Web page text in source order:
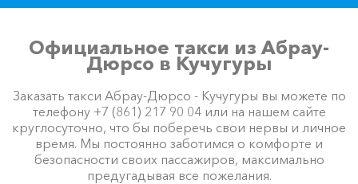
Официальное такси из Абрау-
Дюрсо в Кучугуры
Заказать такси Абрау-Дюрсо - Кучугуры вы можете по
телефону +7 (861) 217 90 04 или на нашем сайте
круглосуточно, что бы поберечь свои нервы и личное
время. Мы постоянно заботимся о комфорте и
безопасности своих пассажиров, максимально
предугадывая все пожелания.